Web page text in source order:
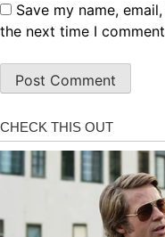
Save my name,
the next time I